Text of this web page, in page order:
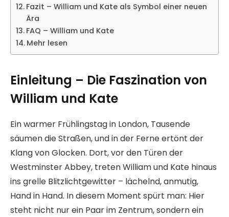
Fazit – William und Kate als Symbol einer neuen
Ära
FAQ – William und Kate
Mehr lesen
Einleitung – Die Faszination von
William und Kate
Ein warmer Frühlingstag in London, Tausende
säumen die Straßen, und in der Ferne ertönt der
Klang von Glocken. Dort, vor den Türen der
Westminster Abbey, treten William und Kate hinaus
ins grelle Blitzlichtgewitter – lächelnd, anmutig,
Hand in Hand. In diesem Moment spürt man: Hier
steht nicht nur ein Paar im Zentrum, sondern ein